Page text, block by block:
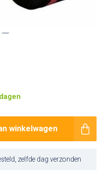
winkelwagen
zelfde dag verzonden